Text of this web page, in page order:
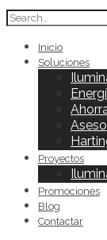
Inicio
Soluciones
Proyectos
Promociones
Blog
Contactar